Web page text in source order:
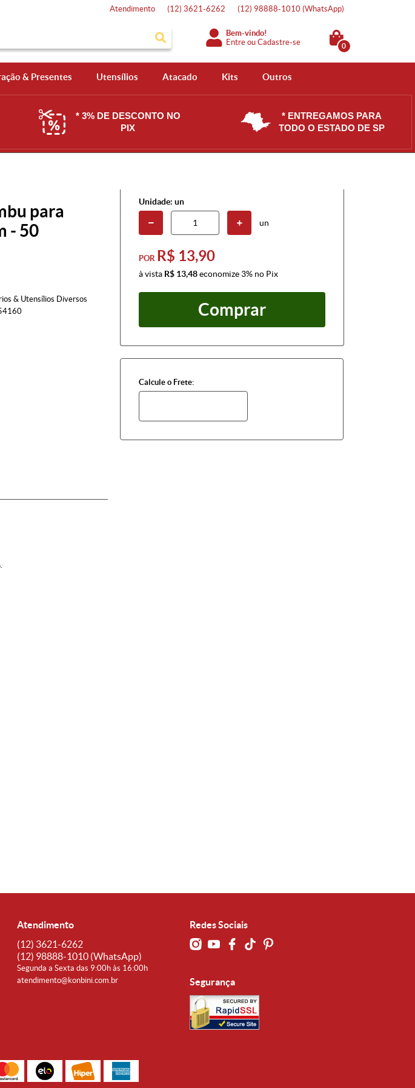
Atendimento (12) 3621-6262 (12) 98888-1010 (WhatsApp)
Bem-vindo!
Entre ouCadastre-se 0
& Presentes Utensílios Atacado Kits Outros
* 3% DE DESCONTO NO
PIX
* ENTREGAMOS PARA
TODO O ESTADO DE SP
para
- 50
& Utensílios Diversos
Unidade: un
un
POR R$ 13,90
à vista R$ 13,48economize 3% no Pix
Comprar
Calcule o Frete:
Atendimento
(12) 3621-6262
(12) 98888-1010 (WhatsApp)
Segunda a Sexta das 9:00h às 16:00h
atendimento@konbini.com.br
Redes Sociais
Segurança